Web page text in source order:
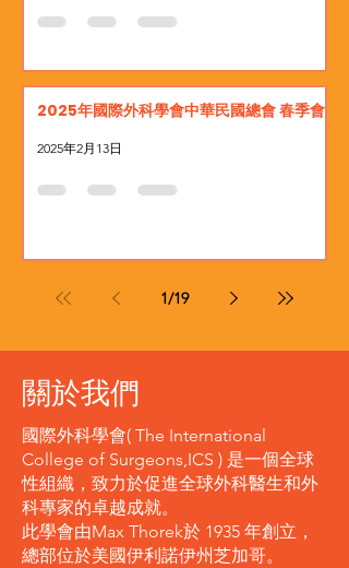
2025年國際外科學會中華民國總會 春季會
2025年2月13日
1/19
關於我們
國際外科學會( The International
College of Surgeons,ICS ) 是一個全球
性組織，致力於促進全球外科醫生和外
科專家的卓越成就。
此學會由Max Thorek於 1935 年創立，
總部位於美國伊利諾伊州芝加哥。